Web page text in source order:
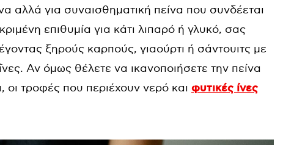
αλλά για συναισθηματική πείνα που συνδέεται
επιθυμία για κάτι λιπαρό ή γλυκό, σας
ξηρούς καρπούς, γιαούρτι ή σάντουιτς με
Αν όμως θέλετε να ικανοποιήσετε την πείνα
τροφές που περιέχουν νερό και φυτικές ίνες